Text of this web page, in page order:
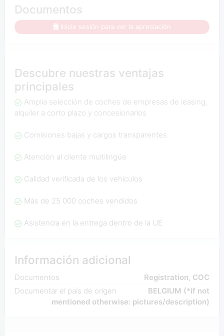
Documentos
Inicie sesión para ver la apreciación
Descubre nuestras ventajas
principales
Amplia selección de coches de empresas de leasing,
alquiler a corto plazo y concesionarios
Comisiones bajas y cargos transparentes
Atención al cliente multilingüe
Calidad verificada de los vehículos
Más de 25 000 coches vendidos
Asistencia en la entrega dentro de la UE
Información adicional
Documentos
Registration, COC
Documentar el país de origen
BELGIUM (*if not
mentioned otherwise: pictures/description)